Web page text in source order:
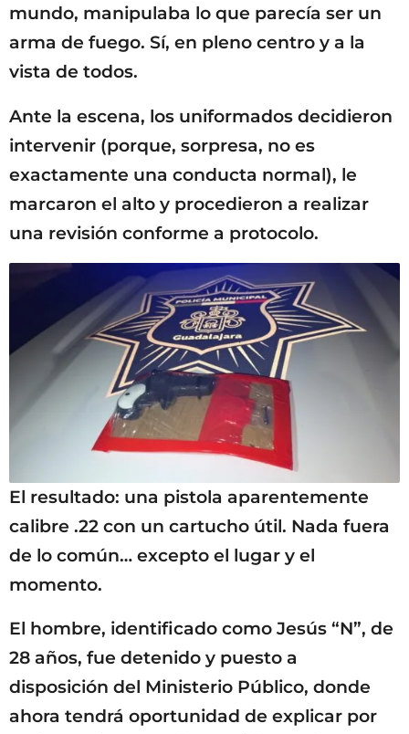
mundo, manipulaba lo que parecía ser un
arma de fuego. Sí, en pleno centro y a la
vista de todos.
Ante la escena, los uniformados decidieron
intervenir (porque, sorpresa, no es
exactamente una conducta normal), le
marcaron el alto y procedieron a realizar
una revisión conforme a protocolo.
El resultado: una pistola aparentemente
calibre .22 con un cartucho útil. Nada fuera
de lo común… excepto el lugar y el
momento.
El hombre, identificado como Jesús “N”, de
28 años, fue detenido y puesto a
disposición del Ministerio Público, donde
ahora tendrá oportunidad de explicar por